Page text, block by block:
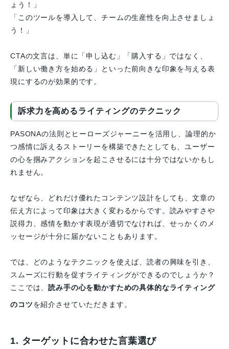
ょう！」
「このツールを導入して、チームの生産性を向上させましょ
う！」
CTAの文言は、単に「申し込む」「購入する」ではなく、
「新しい働き方を始める」といった前向きな印象を与える表
現にするのが効果的です。
訴求力を高めるライティングのテクニック
PASONAの法則とヒーローズジャーニーを活用し、論理的か
つ感情に訴えるストーリーを構築できたとしても、ユーザー
の心を掴みアクションを起こさせるには十分ではないかもし
れません。
なぜなら、どれだけ優れたコンテンツ設計をしても、文章の
伝え方によって印象は大きく変わるからです。読みやすさや
説得力、感情を動かす表現が適切でなければ、せっかくのメ
ッセージが十分に届かないこともあります。
では、どのようなテクニックを使えば、読者の興味を引き、
スムーズに行動を促すライティングができるのでしょうか？
ここでは、読み手の心を動かすための具体的なライティング
のコツを紹介させていただきます。
1. ターゲットに合わせた言葉選び